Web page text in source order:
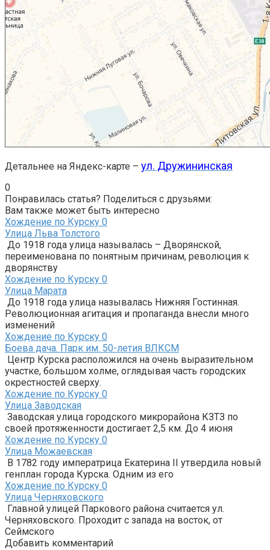
Детальнее на Яндекс-карте – ул. Дружининская
0
Понравилась статья? Поделиться с друзьями:
Вам также может быть интересно
Хождение по Курску 0
Улица Льва Толстого
До 1918 года улица называлась – Дворянской,
переименована по понятным причинам, революция к
дворянству
Хождение по Курску 0
Улица Марата
До 1918 года улица называлась Нижняя Гостинная.
Революционная агитация и пропаганда внесли много
изменений
Хождение по Курску 0
Боева дача. Парк им. 50-летия ВЛКСМ
Центр Курска расположился на очень выразительном
участке, большом холме, оглядывая часть городских
окрестностей сверху.
Хождение по Курску 0
Улица Заводская
Заводская улица городского микрорайона КЗТЗ по
своей протяженности достигает 2,5 км. До 4 июня
Хождение по Курску 0
Улица Можаевская
В 1782 году императрица Екатерина II утвердила новый
генплан города Курска. Одним из его
Хождение по Курску 0
Улица Черняховского
Главной улицей Паркового района считается ул.
Черняховского. Проходит с запада на восток, от
Сеймского
Добавить комментарий